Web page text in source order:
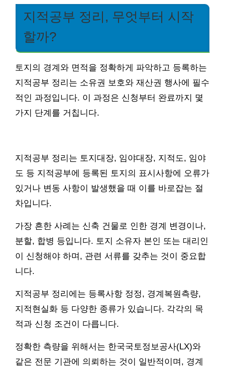
지적공부 정리, 무엇부터 시작
할까?
토지의 경계와 면적을 정확하게 파악하고 등록하는
지적공부 정리는 소유권 보호와 재산권 행사에 필수
적인 과정입니다. 이 과정은 신청부터 완료까지 몇
가지 단계를 거칩니다.
지적공부 정리는 토지대장, 임야대장, 지적도, 임야
도 등 지적공부에 등록된 토지의 표시사항에 오류가
있거나 변동 사항이 발생했을 때 이를 바로잡는 절
차입니다.
가장 흔한 사례는 신축 건물로 인한 경계 변경이나,
분할, 합병 등입니다. 토지 소유자 본인 또는 대리인
이 신청해야 하며, 관련 서류를 갖추는 것이 중요합
니다.
지적공부 정리에는 등록사항 정정, 경계복원측량,
지적현실화 등 다양한 종류가 있습니다. 각각의 목
적과 신청 조건이 다릅니다.
정확한 측량을 위해서는 한국국토정보공사(LX)와
같은 전문 기관에 의뢰하는 것이 일반적이며, 경계